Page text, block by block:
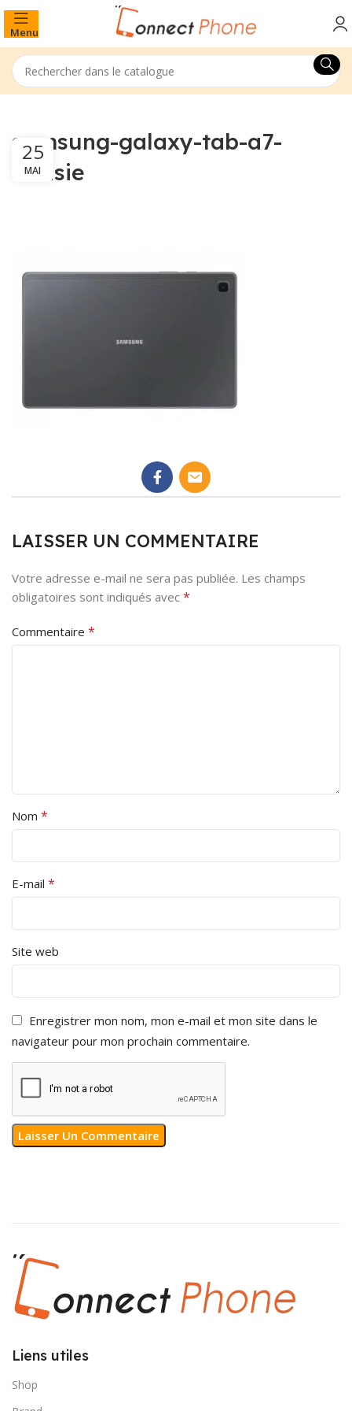
Menu
samsung-galaxy-tab-a7-
tunisie
25
MAI
LAISSER UN COMMENTAIRE
Votre adresse e-mail ne sera pas publiée. Les champs
obligatoires sont indiqués avec *
Commentaire *
Nom *
E-mail *
Site web
Enregistrer mon nom, mon e-mail et mon site dans le
navigateur pour mon prochain commentaire.
Liens utiles
Shop